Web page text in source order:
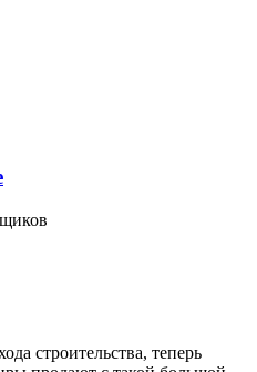
строительства, теперь